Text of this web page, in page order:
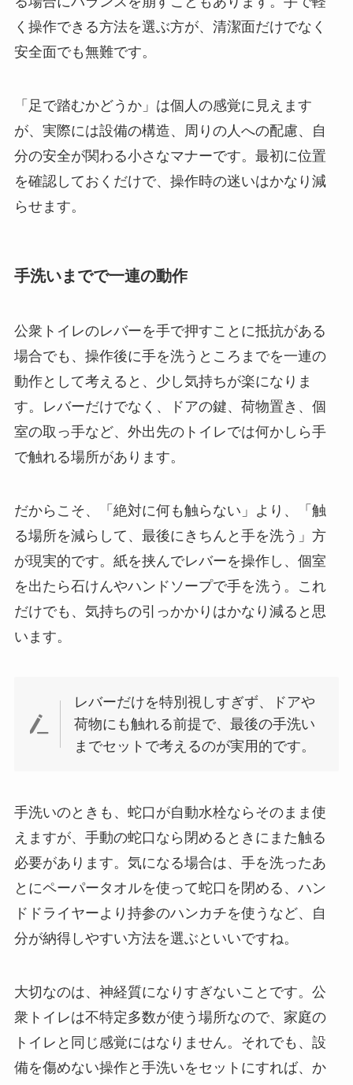
く操作できる方法を選ぶ方が、清潔面だけでなく
安全面でも無難です。
「足で踏むかどうか」は個人の感覚に見えます
が、実際には設備の構造、周りの人への配慮、自
分の安全が関わる小さなマナーです。最初に位置
を確認しておくだけで、操作時の迷いはかなり減
らせます。
手洗いまでで一連の動作
公衆トイレのレバーを手で押すことに抵抗がある
場合でも、操作後に手を洗うところまでを一連の
動作として考えると、少し気持ちが楽になりま
す。レバーだけでなく、ドアの鍵、荷物置き、個
室の取っ手など、外出先のトイレでは何かしら手
で触れる場所があります。
だからこそ、「絶対に何も触らない」より、「触
る場所を減らして、最後にきちんと手を洗う」方
が現実的です。紙を挟んでレバーを操作し、個室
を出たら石けんやハンドソープで手を洗う。これ
だけでも、気持ちの引っかかりはかなり減ると思
います。
レバーだけを特別視しすぎず、ドアや
荷物にも触れる前提で、最後の手洗い
までセットで考えるのが実用的です。
手洗いのときも、蛇口が自動水栓ならそのまま使
えますが、手動の蛇口なら閉めるときにまた触る
必要があります。気になる場合は、手を洗ったあ
とにペーパータオルを使って蛇口を閉める、ハン
ドドライヤーより持参のハンカチを使うなど、自
分が納得しやすい方法を選ぶといいですね。
大切なのは、神経質になりすぎないことです。公
衆トイレは不特定多数が使う場所なので、家庭の
トイレと同じ感覚にはなりません。それでも、設
備を傷めない操作と手洗いをセットにすれば、か